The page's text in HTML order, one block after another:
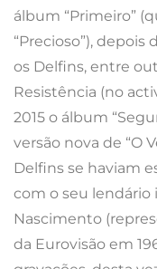
álbum “Primeiro”
“Precioso”), depois
os Delfins, entre
Resistência (no
2015 o álbum
versão nova de “O
Delfins se haviam
com o seu
Nascimento
da Eurovisão em